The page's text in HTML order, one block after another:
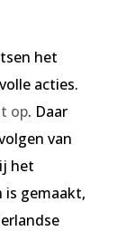
het
acties.
op. Daar
van
het
is gemaakt,